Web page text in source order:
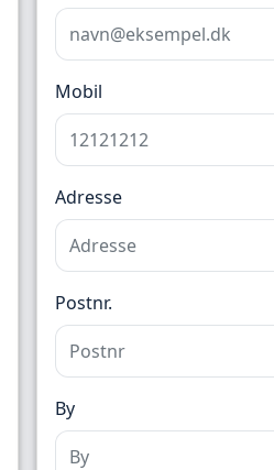
Mobil
Adresse
Postnr.
By